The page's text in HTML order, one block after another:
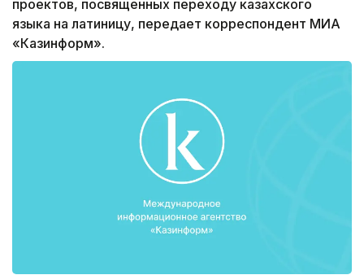
проектов, посвященных переходу казахского
языка на латиницу, передает корреспондент МИА
«Казинформ».